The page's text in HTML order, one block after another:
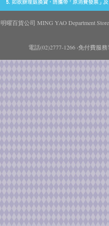
明曜百貨公司 MING YAO Department
電話(02)2777-1266 ‧免付費服